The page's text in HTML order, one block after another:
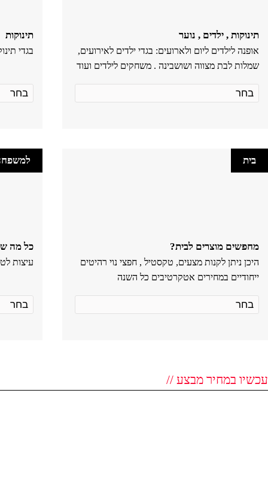
תינוקות , ילדים , נוער
אופנה לילדים ליום ולארועים: בגדי ילדים לאירועים,
שמלות לבת מצווה ושושבינה . משחקים לילדים ועוד
תינוקות
בגדי
בית
מחפשים מוצרים לבית?
היכן ניתן לקנות מצעים, טקסטיל , חפצי נוי רהיטים
ייחודיים במחירים אטקרטיבים כל השנה
כל מה
עיצות
עכשיו במחיר מבצע //